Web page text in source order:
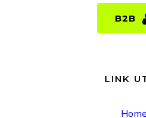
B2B
B2B
LINK
Home